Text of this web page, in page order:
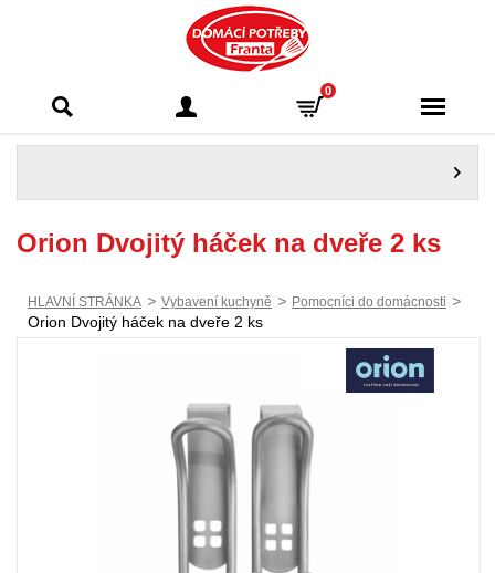
Franta - Příbram
0
Orion Dvojitý háček na dveře 2 ks
HLAVNÍ STRÁNKA > Vybavení kuchyně > Pomocníci do domácnosti >
Orion Dvojitý háček na dveře 2 ks